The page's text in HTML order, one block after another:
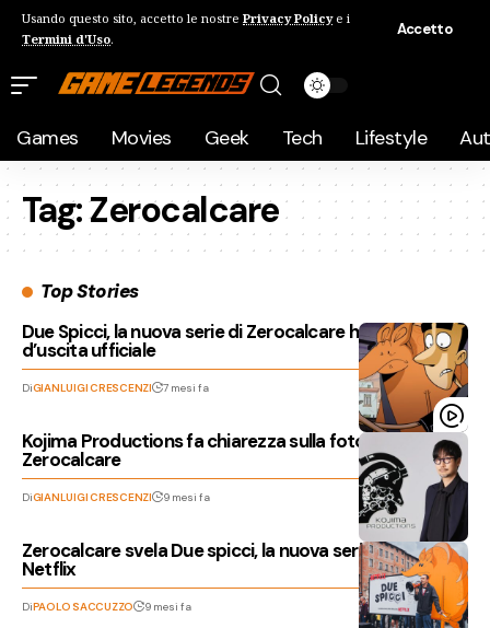
Usando questo sito, accetto le nostre Privacy Policye i
Termini d'Uso.
Accetto
Games Movies Geek Tech Lifestyle
Tag:Zerocalcare
Top Stories
Due Spicci, la nuova serie di Zerocalcare ha un periodo
d’uscita ufficiale
DiGIANLUIGI CRESCENZI 7 mesi fa
Kojima Productions fa chiarezza sulla foto con
Zerocalcare
DiGIANLUIGI CRESCENZI 9 mesi fa
Zerocalcare svela Due spicci, la nuova serie animata su
Netflix
DiPAOLO SACCUZZO 9 mesi fa